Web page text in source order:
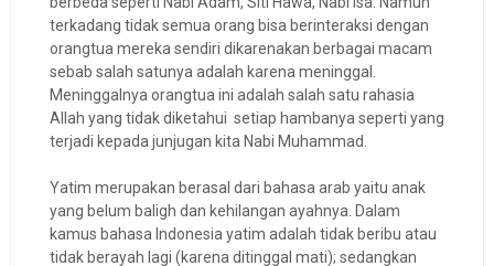
terkadang tidak semua orang bisa berinteraksi dengan
orangtua mereka sendiri dikarenakan berbagai macam
sebab salah satunya adalah karena meninggal.
Meninggalnya orangtua ini adalah salah satu rahasia
Allah yang tidak diketahui setiap hambanya seperti yang
terjadi kepada junjugan kita Nabi Muhammad.
Yatim merupakan berasal dari bahasa arab yaitu anak
yang belum baligh dan kehilangan ayahnya. Dalam
kamus bahasa Indonesia yatim adalah tidak beribu atau
tidak berayah lagi (karena ditinggal mati); sedangkan